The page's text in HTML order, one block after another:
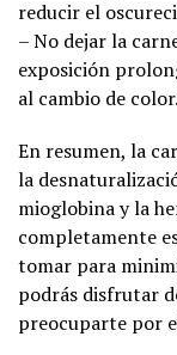
reducir el
– No dejar la
exposición
al cambio de color.
En resumen, la
la
mioglobina y la
completamente
tomar para
podrás disfrutar
preocuparte por